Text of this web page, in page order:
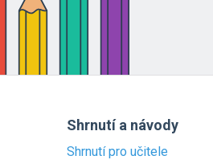
Shrnutí a návody
Shrnutí pro učitele